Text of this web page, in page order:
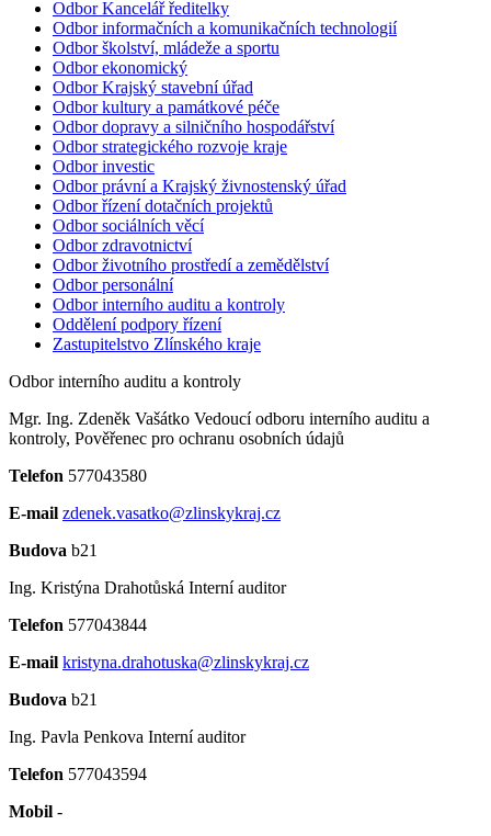
Odbor Kancelář ředitelky
Odbor informačních a komunikačních technologií
Odbor školství, mládeže a sportu
Odbor ekonomický
Odbor Krajský stavební úřad
Odbor kultury a památkové péče
Odbor dopravy a silničního hospodářství
Odbor strategického rozvoje kraje
Odbor investic
Odbor právní a Krajský živnostenský úřad
Odbor řízení dotačních projektů
Odbor sociálních věcí
Odbor zdravotnictví
Odbor životního prostředí a zemědělství
Odbor personální
Odbor interního auditu a kontroly
Oddělení podpory řízení
Zastupitelstvo Zlínského kraje
Odbor interního auditu a kontroly
Mgr. Ing. Zdeněk Vašátko Vedoucí odboru interního auditu a
kontroly, Pověřenec pro ochranu osobních údajů
Telefon 577043580
E-mail zdenek.vasatko@zlinskykraj.cz
Budova b21
Ing. Kristýna Drahotůská Interní auditor
Telefon 577043844
E-mail kristyna.drahotuska@zlinskykraj.cz
Budova b21
Ing. Pavla Penkova Interní auditor
Telefon 577043594
Mobil -